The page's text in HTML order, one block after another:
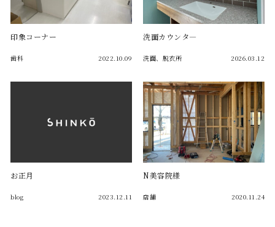
印象コーナー
歯科 2022.10.09
洗面カウンタ―
洗面、脱衣所 2026.03.12
お正月
blog 2023.12.11
N美容院様
店舗 2020.11.24